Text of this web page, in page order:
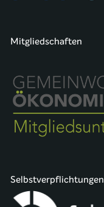
Mitgliedschaften
Selbstverpflichtungen